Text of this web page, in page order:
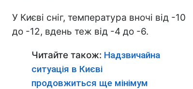
У Києві сніг, температура вночі від -10
до -12, вдень теж від -4 до -6.
Читайте також: Надзвичайна
ситуація в Києві
продовжиться ще мінімум